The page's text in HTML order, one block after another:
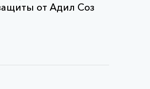
от Адил Соз